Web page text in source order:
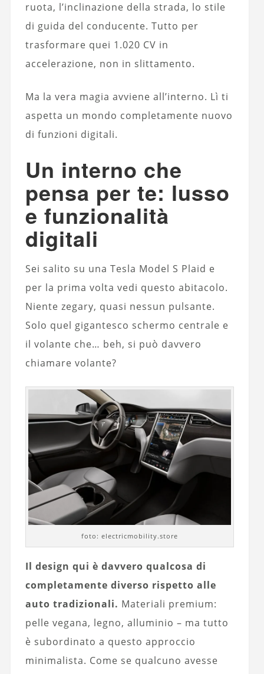
ruota, l’inclinazione della strada, lo stile
di guida del conducente. Tutto per
trasformare quei 1.020 CV in
accelerazione, non in slittamento.
Ma la vera magia avviene all’interno. Lì ti
aspetta un mondo completamente nuovo
di funzioni digitali.
Un interno che
pensa per te: lusso
e funzionalità
digitali
Sei salito su una Tesla Model S Plaid e
per la prima volta vedi questo abitacolo.
Niente zegary, quasi nessun pulsante.
Solo quel gigantesco schermo centrale e
il volante che… beh, si può davvero
chiamare volante?
foto: electricmobility.store
Il design qui è davvero qualcosa di
completamente diverso rispetto alle
auto tradizionali. Materiali premium:
pelle vegana, legno, alluminio – ma tutto
è subordinato a questo approccio
minimalista. Come se qualcuno avesse